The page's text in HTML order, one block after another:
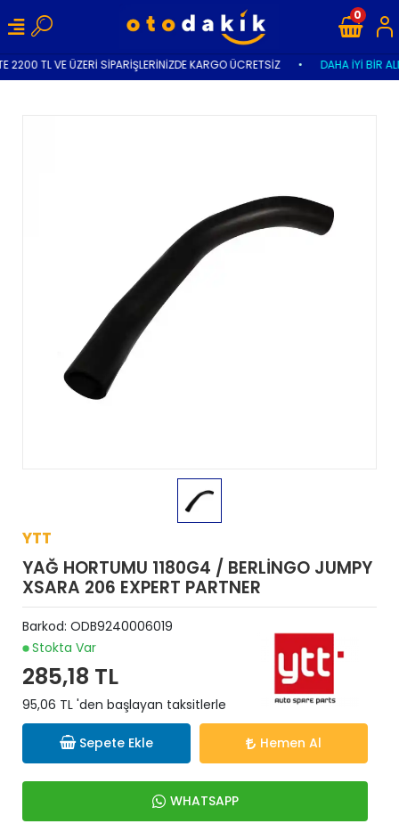
2200 TL VE ÜZERİ SİPARİŞLERİNİZDE KARGO ÜCRETSİZ • DAHA İYİ BİR
0
YTT
YAĞ HORTUMU 1180G4 / BERLİNGO JUMPY
XSARA 206 EXPERT PARTNER
Barkod: ODB9240006019
Stokta Var
285,18 TL
95,06 TL 'den başlayan taksitlerle
Sepete Ekle Hemen Al
WHATSAPP